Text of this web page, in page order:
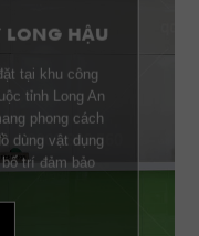
LONG HẬU
tại khu công
tỉnh Long An
phong cách
dùng vật dụng
trí đảm bảo